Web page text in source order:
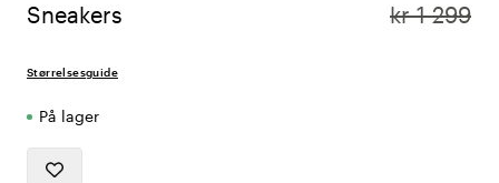
Sneakers
kr 1 299
Størrelsesguide
På lager